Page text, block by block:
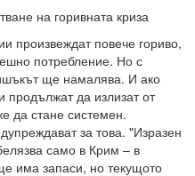
на горивната криза
произвеждат повече гориво,
потребление. Но с
ще намалява. И ако
продължат да излизат от
да стане системен.
за това. "Изразен
само в Крим – в
има запаси, но текущото